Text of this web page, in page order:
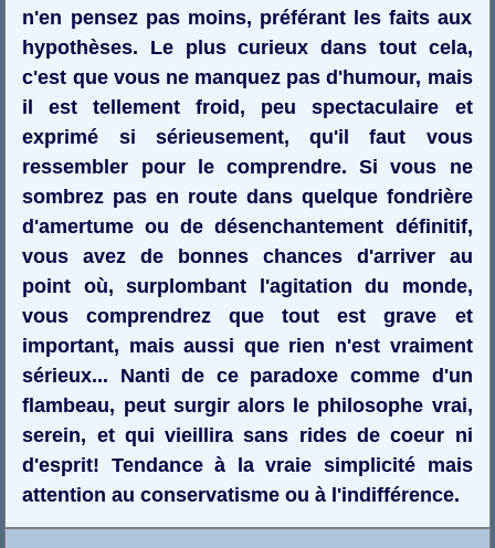
n'en pensez pas moins, préférant les faits aux
hypothèses. Le plus curieux dans tout cela,
c'est que vous ne manquez pas d'humour, mais
il est tellement froid, peu spectaculaire et
exprimé si sérieusement, qu'il faut vous
ressembler pour le comprendre. Si vous ne
sombrez pas en route dans quelque fondrière
d'amertume ou de désenchantement définitif,
vous avez de bonnes chances d'arriver au
point où, surplombant l'agitation du monde,
vous comprendrez que tout est grave et
important, mais aussi que rien n'est vraiment
sérieux... Nanti de ce paradoxe comme d'un
flambeau, peut surgir alors le philosophe vrai,
serein, et qui vieillira sans rides de coeur ni
d'esprit! Tendance à la vraie simplicité mais
attention au conservatisme ou à l'indifférence.